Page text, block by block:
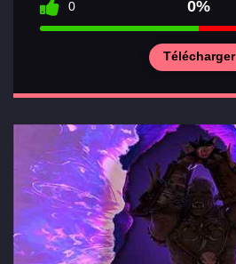
0 0%
Télécharger